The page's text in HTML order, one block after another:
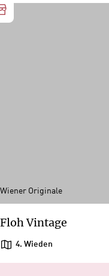
Wiener Originale
Floh Vintage
4. Wieden